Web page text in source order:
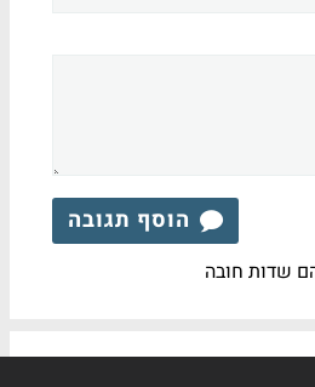
הוסף תגובה
שדות חובה